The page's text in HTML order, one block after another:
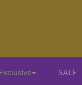
Exclusive SALE